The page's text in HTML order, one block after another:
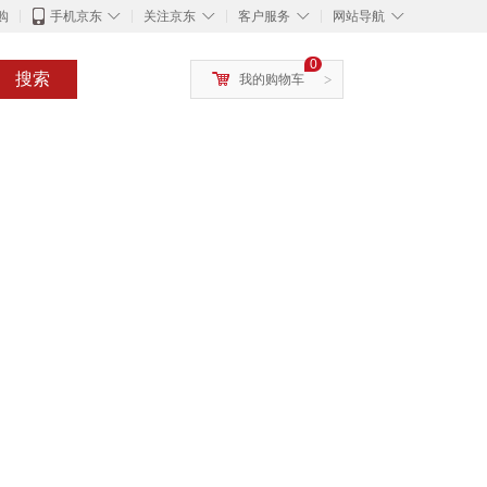
◇
手机京东 ◇
关注京东 ◇
客户服务 ◇
网站导航
搜索 >
0
我的购物车